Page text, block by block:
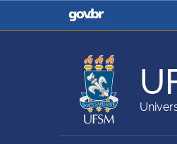
Casa Civil
Ministério da Agricultura,
Pecuária e Abastecimento